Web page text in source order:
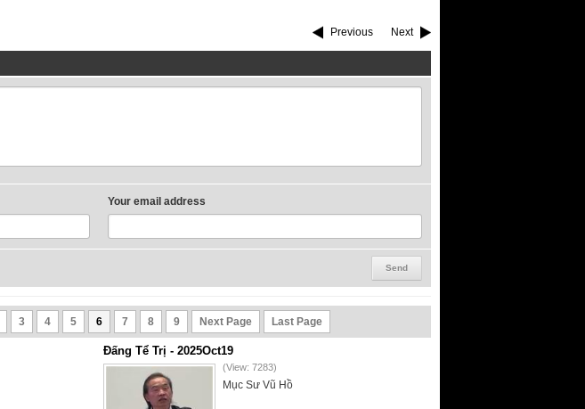
Previous Next
Your email address
3 4 5 6 7 8 9 Next Page Last Page
Đấng Tể Trị - 2025Oct19
(View: 7283)
Mục Sư Vũ Hồ